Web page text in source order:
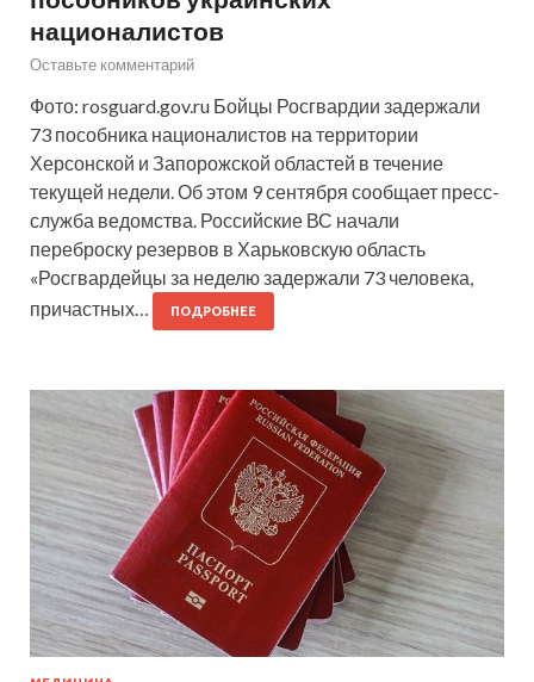
националистов
Оставьте комментарий
Фото: rosguard.gov.ru Бойцы Росгвардии задержали
73 пособника националистов на территории
Херсонской и Запорожской областей в течение
текущей недели. Об этом 9 сентября сообщает пресс-
служба ведомства. Российские ВС начали
переброску резервов в Харьковскую область
«Росгвардейцы за неделю задержали 73 человека,
причастных…
ПОДРОБНЕЕ